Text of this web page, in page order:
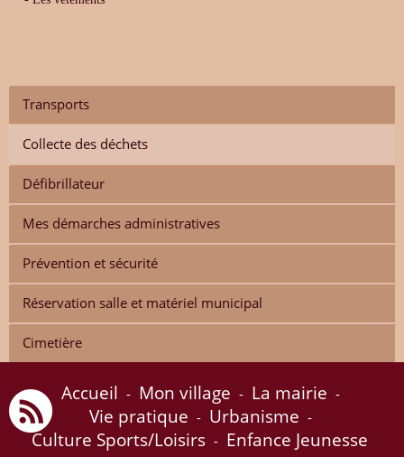
Transports
Collecte des déchets
Défibrillateur
Mes démarches administratives
Prévention et sécurité
Réservation salle et matériel municipal
Cimetière
Accueil - Mon village - La mairie -
Vie pratique - Urbanisme -
Culture Sports/Loisirs - Enfance Jeunesse